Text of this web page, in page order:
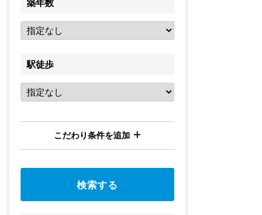
築年数
駅徒歩
こだわり条件を追加